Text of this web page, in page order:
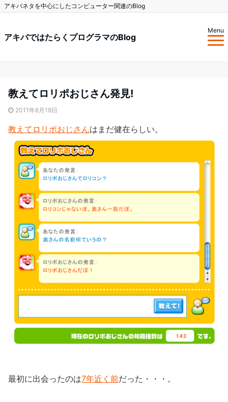
アキバネタを中心にしたコンピューター関連のBlog
アキバではたらくプログラマのBlog
Menu
教えてロリポおじさん発見!
2011年6月19日
教えてロリポおじさんはまだ健在らしい。
最初に出会ったのは7年近く前だった・・・。